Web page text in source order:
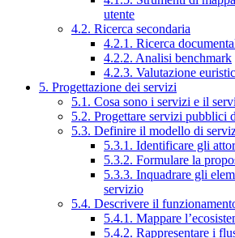
utente
4.2. Ricerca secondaria
4.2.1. Ricerca
4.2.2. Analisi benchmark
4.2.3. Valutazione
5. Progettazione dei servizi
5.1. Cosa sono i servizi e il
5.2. Progettare servizi pubblici
5.3. Definire il modello di
5.3.1. Identificare gli
5.3.2. Formulare la
5.3.3. Inquadrare gli
servizio
5.4. Descrivere il
5.4.1. Mappare
5.4.2. Rappresentare i